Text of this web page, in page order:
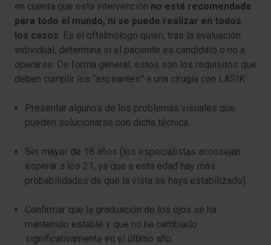
en cuenta que esta intervención no está recomendada
para todo el mundo, ni se puede realizar en todos
los casos. Es el oftalmólogo quien, tras la evaluación
individual, determina si el paciente es candidato o no a
operarse. De forma general, estos son los requisitos que
deben cumplir los “aspirantes” a una cirugía con LASIK:
Presentar algunos de los problemas visuales que
pueden solucionarse con dicha técnica.
Ser mayor de 18 años (los especialistas aconsejan
esperar a los 21, ya que a esta edad hay más
probabilidades de que la vista se haya estabilizado).
Confirmar que la graduación de los ojos se ha
mantenido estable y que no ha cambiado
significativamente en el último año.